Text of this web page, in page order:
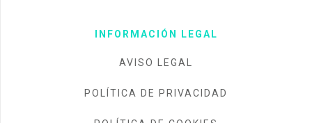
INFORMACIÓN LEGAL
AVISO LEGAL
POLÍTICA DE PRIVACIDAD